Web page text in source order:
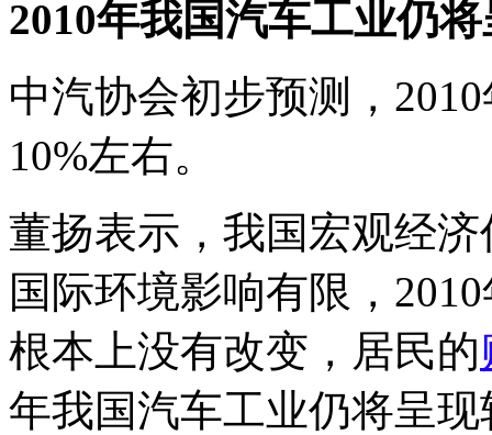
2010年我国汽车工业仍
中汽协会初步预测，
10%左右。
董扬表示，我国宏观经
国际环境影响有限，
根本上没有改变，居民的
年我国汽车工业仍将呈